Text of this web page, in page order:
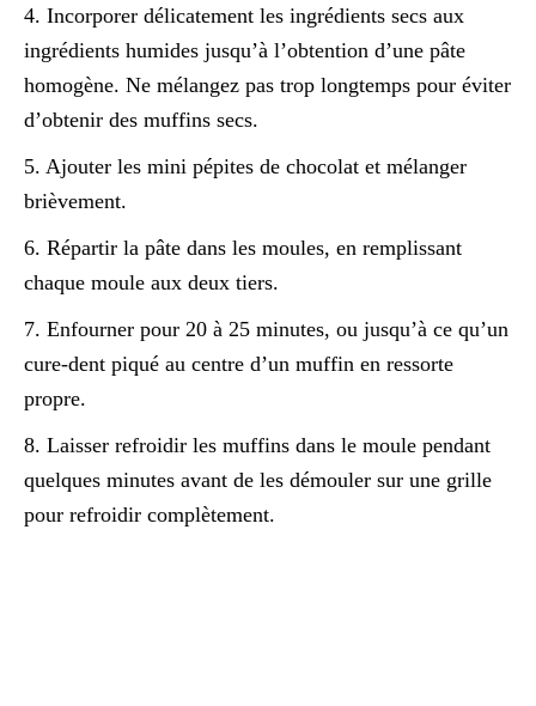
4. Incorporer délicatement les ingrédients secs aux
ingrédients humides jusqu’à l’obtention d’une pâte
homogène. Ne mélangez pas trop longtemps pour éviter
d’obtenir des muffins secs.
5. Ajouter les mini pépites de chocolat et mélanger
brièvement.
6. Répartir la pâte dans les moules, en remplissant
chaque moule aux deux tiers.
7. Enfourner pour 20 à 25 minutes, ou jusqu’à ce qu’un
cure-dent piqué au centre d’un muffin en ressorte
propre.
8. Laisser refroidir les muffins dans le moule pendant
quelques minutes avant de les démouler sur une grille
pour refroidir complètement.